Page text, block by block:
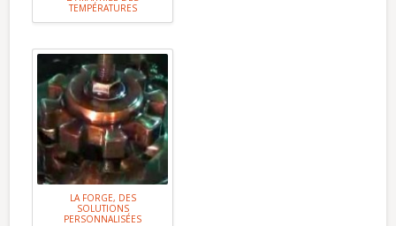
TEMPÉRATURES
LA FORGE, DES
SOLUTIONS
PERSONNALISÉES